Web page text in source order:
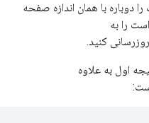
را دوباره با همان اندازه صفحه
را به
کنید.
اول به علاوه